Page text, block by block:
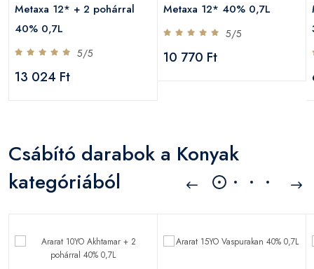
Metaxa 12* + 2 pohárral
40% 0,7L
5/5
13 024 Ft
Metaxa 12* 40% 0,7L
5/5
10 770 Ft
Csábító darabok a Konyak
kategóriából